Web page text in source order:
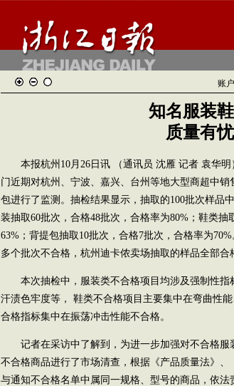
账
知名服装
质量有忧
本报杭州10月26日讯 （通讯员 沈雁 记者 袁华明
门近期对杭州、宁波、嘉兴、台州等地大型商超中
包进行了监测。抽检结果显示，抽取的100批次样品
装抽取60批次，合格48批次，合格率为80%；鞋类抽
63%；背提包抽取10批次，合格7批次，合格率为
多个批次不合格，杭州迪卡侬卖场抽取的样品全部合
本次抽检中，服装类不合格项目均涉及强制性指
汗渍色牢度等， 鞋类不合格项目主要集中在弯曲性
合格指标集中在振荡冲击性能不合格。
记者在采访中了解到，为进一步加强对不合格服
不合格商品进行了市场清查，根据《产品质量法》
与通知不合格名单中属同一规格、型号的商品，依